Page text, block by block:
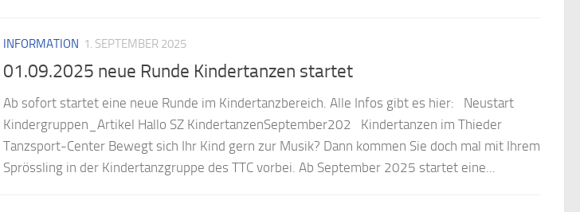
INFORMATION 1. SEPTEMBER 2025
01.09.2025 neue Runde Kindertanzen startet
Ab sofort startet eine neue Runde im Kindertanzbereich. Alle Infos gibt es hier: Neustart
Kindergruppen_Artikel Hallo SZ KindertanzenSeptember202 Kindertanzen im Thieder
Tanzsport-Center Bewegt sich Ihr Kind gern zur Musik? Dann kommen Sie doch mal mit Ihrem
Sprössling in der Kindertanzgruppe des TTC vorbei. Ab September 2025 startet eine...